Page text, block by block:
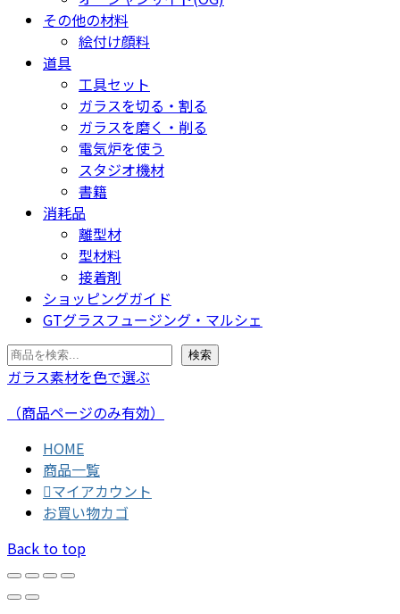
その他の材料
絵付け顔料
道具
工具セット
ガラスを切る・割る
ガラスを磨く・削る
電気炉を使う
スタジオ機材
書籍
消耗品
離型材
型材料
接着剤
ショッピングガイド
GTグラスフュージング・マルシェ
検
索
検索
ガラス素材を色で選ぶ
（商品ページのみ有効）
HOME
商品一覧
マイアカウント
お買い物カゴ
Back to top